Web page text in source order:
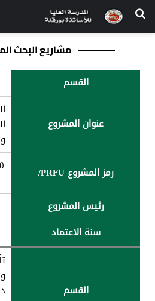
مشاريع البحث
القسم
عنوان المشروع
رمز المشروع PRFU/
رئیس المشروع
سنة الاعتماد
القسم